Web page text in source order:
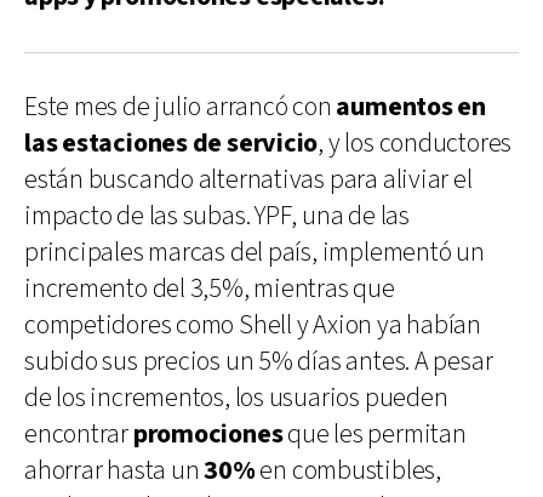
Este mes de julio arrancó con aumentos en
las estaciones de servicio, y los conductores
están buscando alternativas para aliviar el
impacto de las subas. YPF, una de las
principales marcas del país, implementó un
incremento del 3,5%, mientras que
competidores como Shell y Axion ya habían
subido sus precios un 5% días antes. A pesar
de los incrementos, los usuarios pueden
encontrarpromocionesque les permitan
ahorrar hasta un30%en combustibles,